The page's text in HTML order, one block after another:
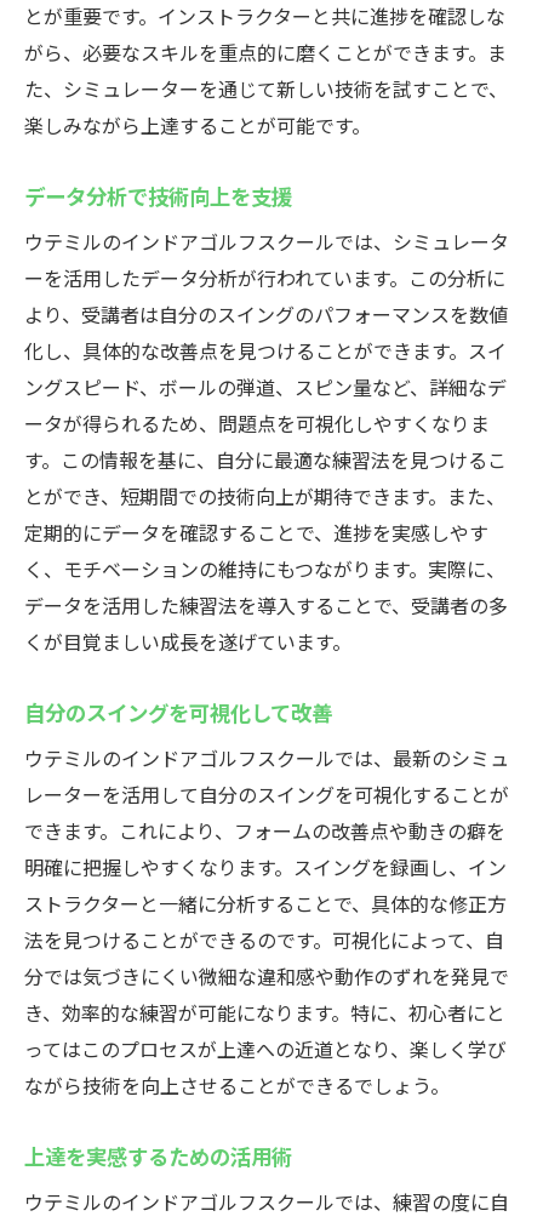
とが重要です。インストラクターと共に進捗を確認しな
がら、必要なスキルを重点的に磨くことができます。ま
た、シミュレーターを通じて新しい技術を試すことで、
楽しみながら上達することが可能です。
データ分析で技術向上を支援
ウテミルのインドアゴルフスクールでは、シミュレータ
ーを活用したデータ分析が行われています。この分析に
より、受講者は自分のスイングのパフォーマンスを数値
化し、具体的な改善点を見つけることができます。スイ
ングスピード、ボールの弾道、スピン量など、詳細なデ
ータが得られるため、問題点を可視化しやすくなりま
す。この情報を基に、自分に最適な練習法を見つけるこ
とができ、短期間での技術向上が期待できます。また、
定期的にデータを確認することで、進捗を実感しやす
く、モチベーションの維持にもつながります。実際に、
データを活用した練習法を導入することで、受講者の多
くが目覚ましい成長を遂げています。
自分のスイングを可視化して改善
ウテミルのインドアゴルフスクールでは、最新のシミュ
レーターを活用して自分のスイングを可視化することが
できます。これにより、フォームの改善点や動きの癖を
明確に把握しやすくなります。スイングを録画し、イン
ストラクターと一緒に分析することで、具体的な修正方
法を見つけることができるのです。可視化によって、自
分では気づきにくい微細な違和感や動作のずれを発見で
き、効率的な練習が可能になります。特に、初心者にと
ってはこのプロセスが上達への近道となり、楽しく学び
ながら技術を向上させることができるでしょう。
上達を実感するための活用術
ウテミルのインドアゴルフスクールでは、練習の度に自